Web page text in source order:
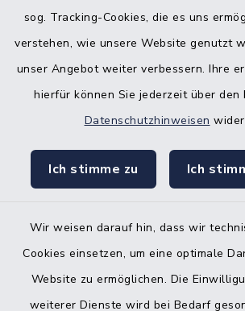
sog. Tracking-Cookies, die es uns
verstehen, wie unsere Website genutzt
unser Angebot weiter verbessern. Ihre
hierfür können Sie jederzeit über den
Datenschutzhinweisen
Ich stimme zu Ich
Wir weisen darauf hin, dass wir
Cookies einsetzen, um eine optimale
Website zu ermöglichen. Die
weiterer Dienste wird bei Bedarf
KFZ-Zulassungsbehörde
Gleichstellungsbüro
Kontakt
Datenschutz
Impressum